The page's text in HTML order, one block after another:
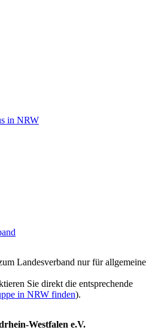
in NRW
Landesverband nur für allgemeine
Sie direkt die entsprechende
in NRW finden).
Westfalen e.V.